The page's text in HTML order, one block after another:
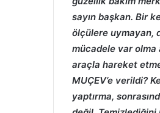
sayın başkan. Bir
ölçülere uymayan,
mücadele var olma
araçla hareket
MUÇEV’e verildi?
yaptırma,